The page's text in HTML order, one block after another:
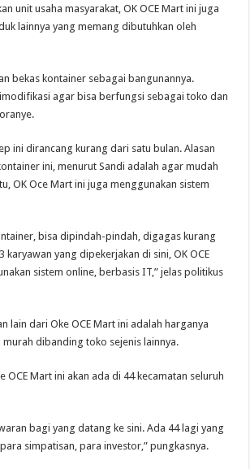
unit usaha masyarakat, OK OCE Mart ini juga
lainnya yang memang dibutuhkan oleh
bekas kontainer sebagai bangunannya.
agar bisa berfungsi sebagai toko dan
ini dirancang kurang dari satu bulan. Alasan
ini, menurut Sandi adalah agar mudah
OK Oce Mart ini juga menggunakan sistem
bisa dipindah-pindah, digagas kurang
karyawan yang dipekerjakan di sini, OK OCE
sistem online, berbasis IT,” jelas politikus
lain dari Oke OCE Mart ini adalah harganya
dibanding toko sejenis lainnya.
OCE Mart ini akan ada di 44 kecamatan seluruh
bagi yang datang ke sini. Ada 44 lagi yang
simpatisan, para investor,” pungkasnya.